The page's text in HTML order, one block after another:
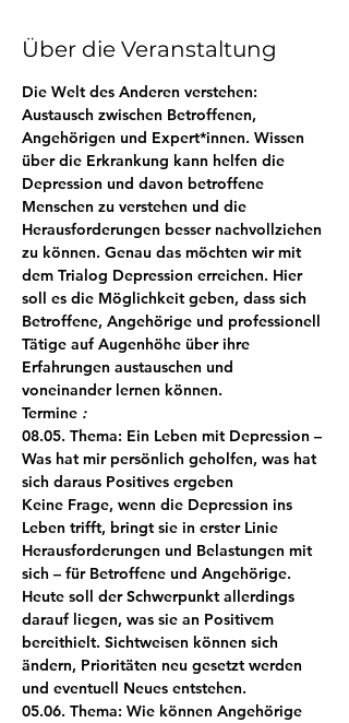
Über die Veranstaltung
Die Welt des Anderen verstehen:
Austausch zwischen Betroffenen,
Angehörigen und Expert*innen. Wissen
über die Erkrankung kann helfen die
Depression und davon betroffene
Menschen zu verstehen und die
Herausforderungen besser nachvollziehen
zu können. Genau das möchten wir mit
dem Trialog Depression erreichen. Hier
soll es die Möglichkeit geben, dass sich
Betroffene, Angehörige und professionell
Tätige auf Augenhöhe über ihre
Erfahrungen austauschen und
voneinander lernen können.
Termine :
08.05. Thema: Ein Leben mit Depression –
Was hat mir persönlich geholfen, was hat
sich daraus Positives ergeben
Keine Frage, wenn die Depression ins
Leben trifft, bringt sie in erster Linie
Herausforderungen und Belastungen mit
sich – für Betroffene und Angehörige.
Heute soll der Schwerpunkt allerdings
darauf liegen, was sie an Positivem
bereithielt. Sichtweisen können sich
ändern, Prioritäten neu gesetzt werden
und eventuell Neues entstehen.
05.06. Thema: Wie können Angehörige